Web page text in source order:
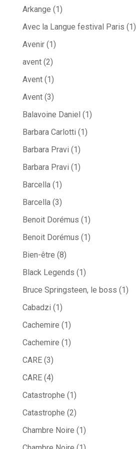
Arkange (1)
Avec la Langue festival Paris (1)
Avenir(1)
avent(2)
Avent(1)
Avent(3)
Balavoine Daniel (1)
Barbara Carlotti (1)
Barbara Pravi (1)
Barbara Pravi (1)
Barcella(1)
Barcella(3)
Benoit Dorémus (1)
Benoit Dorémus (1)
Bien-être (8)
Black Legends (1)
Bruce Springsteen, le boss (1)
Cabadzi (1)
Cachemire (1)
Cachemire (1)
CARE(3)
CARE(4)
Catastrophe (1)
Catastrophe (2)
Chambre Noire (1)